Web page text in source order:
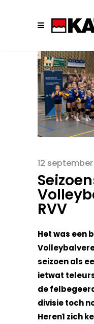
12
RVV
Het was een
seizoen als
ietwat
de
divisie toch
Heren1 zich